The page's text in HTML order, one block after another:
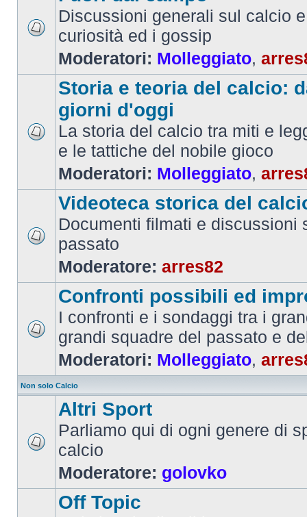
Discussioni generali sul calcio
curiosità ed i gossip
Moderatori: Molleggiato,
Storia e teoria del calcio:
giorni d'oggi
La storia del calcio tra miti e
e le tattiche del nobile gioco
Moderatori: Molleggiato,
Videoteca storica del
Documenti filmati e discussioni
passato
Moderatore: arres82
Confronti possibili ed
I confronti e i sondaggi tra i
grandi squadre del passato e
Moderatori: Molleggiato,
Non solo Calcio
Altri Sport
Parliamo qui di ogni genere di
calcio
Moderatore: golovko
Off Topic